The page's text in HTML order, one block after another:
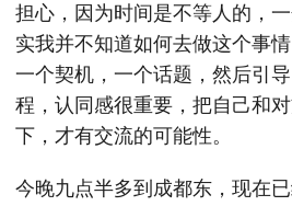
担心，因为时间是不等人的，
实我并不知道如何去做这个事
一个契机，一个话题，然后引
程，认同感很重要，把自己和
下，才有交流的可能性。
今晚九点半多到成都东，现在